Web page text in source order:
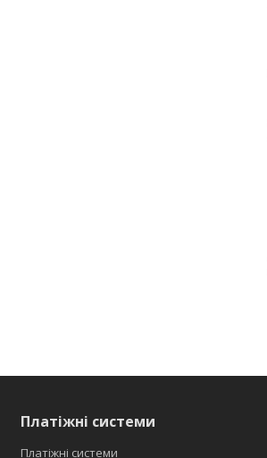
Платіжні системи
Платіжні системи